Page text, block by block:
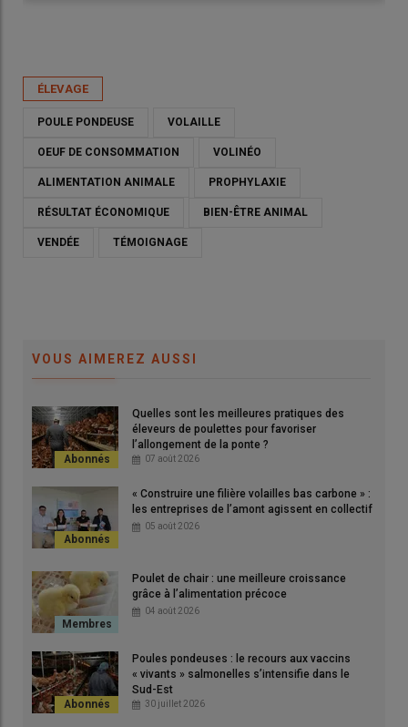
paramètres pour que les poules se portent bien le plus
longtemps possible.
Nous élevons actuellement notre quatrième lot de poules
pondeuses blanches, expliquent les frères Christophe et Joël
Bidaud, éleveurs Volineo à Saint-Laurent-sur-Sèvre, en
Vendée. Notre premier lot a été réformé à 85 semaines, le
dernier lot à 98 semaines. Et l’objectif pour le lot actuel est
d’atteindre également 98 semaines.
lire aussi :« La durée de ponte de mes poules
pondeuses progresse d’une semaine chaque
année »
Installés sur l’exploitation familiale en 2020, après vingt ans
ÉLEVAGE
POULE PONDEUSE VOLAILLE
OEUF DE CONSOMMATION VOLINÉO
ALIMENTATION ANIMALE PROPHYLAXIE
RÉSULTAT ÉCONOMIQUE BIEN-ÊTRE ANIMAL
VENDÉE TÉMOIGNAGE
VOUS AIMEREZ AUSSI
Quelles sont les meilleures pratiques des
éleveurs de poulettes pour favoriser
l’allongement de la ponte ?
07 août 2026
« Construire une filière volailles bas carbone » :
les entreprises de l’amont agissent en collectif
05 août 2026
Poulet de chair : une meilleure croissance
grâce à l’alimentation précoce
04 août 2026
Poules pondeuses : le recours aux vaccins
« vivants » salmonelles s’intensifie dans le
Sud-Est
30 juillet 2026